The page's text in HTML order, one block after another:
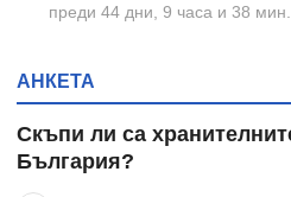
преди 44 дни, 9 часа и 38 мин.
АНКЕТА
Скъпи ли са
България?